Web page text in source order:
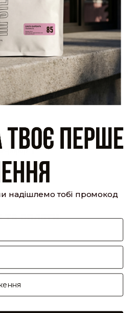
Hipster.coffeeroasters і вже
кабінетом, щоб отримувати
замовлень!
popup"]
popup"]
та оплати
надішлемо тобі промокод